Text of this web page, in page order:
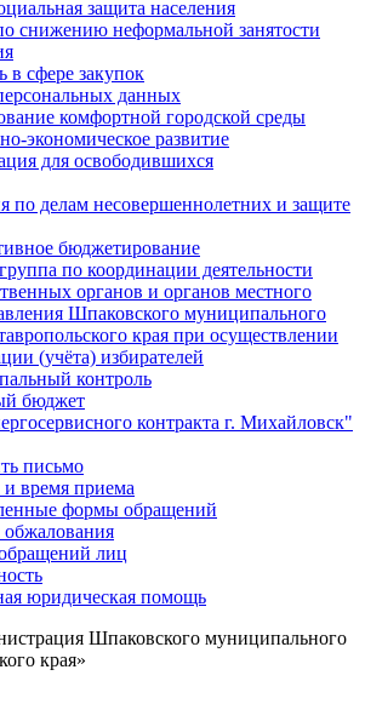
защита населения
снижению неформальной занятости
в сфере закупок
данных
комфортной городской среды
экономическое развитие
для освободившихся
по делам несовершеннолетних и защите
бюджетирование
по координации деятельности
органов и органов местного
Шпаковского муниципального
края при осуществлении
(учёта) избирателей
контроль
бюджет
контракта г. Михайловск"
письмо
время приема
формы обращений
лиц
юридическая помощь
Шпаковского муниципального
края»